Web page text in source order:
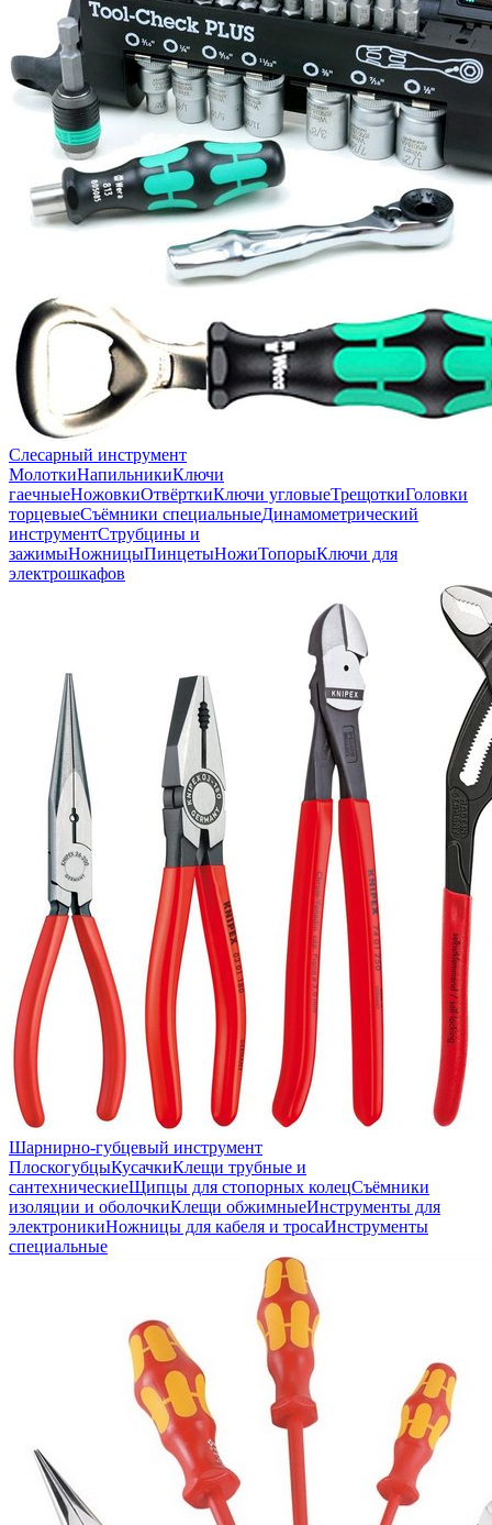
Слесарный инструмент
МолоткиНапильникиКлючи
гаечныеНожовкиОтвёрткиКлючи угловыеТрещоткиГоловки
торцевыеСъёмники специальныеДинамометрический
инструментСтрубцины и
зажимыНожницыПинцетыНожиТопорыКлючи для
электрошкафов
Шарнирно-губцевый инструмент
ПлоскогубцыКусачкиКлещи трубные и
сантехническиеЩипцы для стопорных колецСъёмники
изоляции и оболочкиКлещи обжимныеИнструменты для
электроникиНожницы для кабеля и тросаИнструменты
специальные